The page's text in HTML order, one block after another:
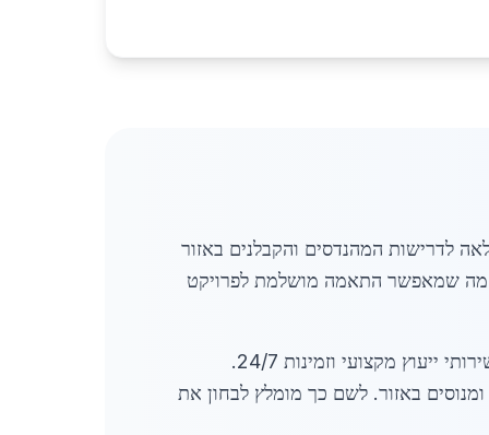
לדרישות המהנדסים והקבלנים באזור
מה שמאפשר התאמה מושלמת לפרויקט
הספקים המקומיים פועלים תחת רגולציה עדכנית המתמקדת בשמירה על רציפות תפקודית ובטיחות, ומציעים שירותי ייעוץ מקצועי וזמינות 24/7.
באזור. לשם כך מומלץ לבחון את